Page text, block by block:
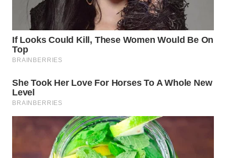
WN
BOROBUDUR
MADURA
WN
SURABAYA